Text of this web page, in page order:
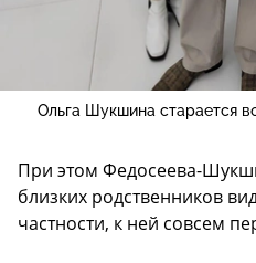
Ольга Шукшина старается
При этом Федосеева-
близких родственников
частности, к ней совсем